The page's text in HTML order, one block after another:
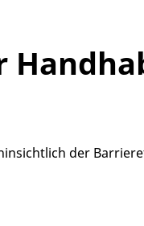
der